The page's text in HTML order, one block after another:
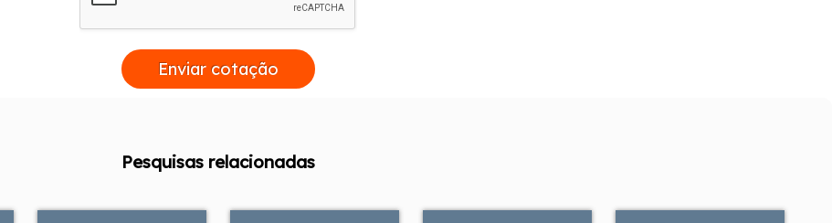
Enviar cotação
Pesquisas relacionadas